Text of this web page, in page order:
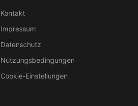
Kontakt
Impressum
Datenschutz
Nutzungsbedingungen
Cookie-Einstellungen